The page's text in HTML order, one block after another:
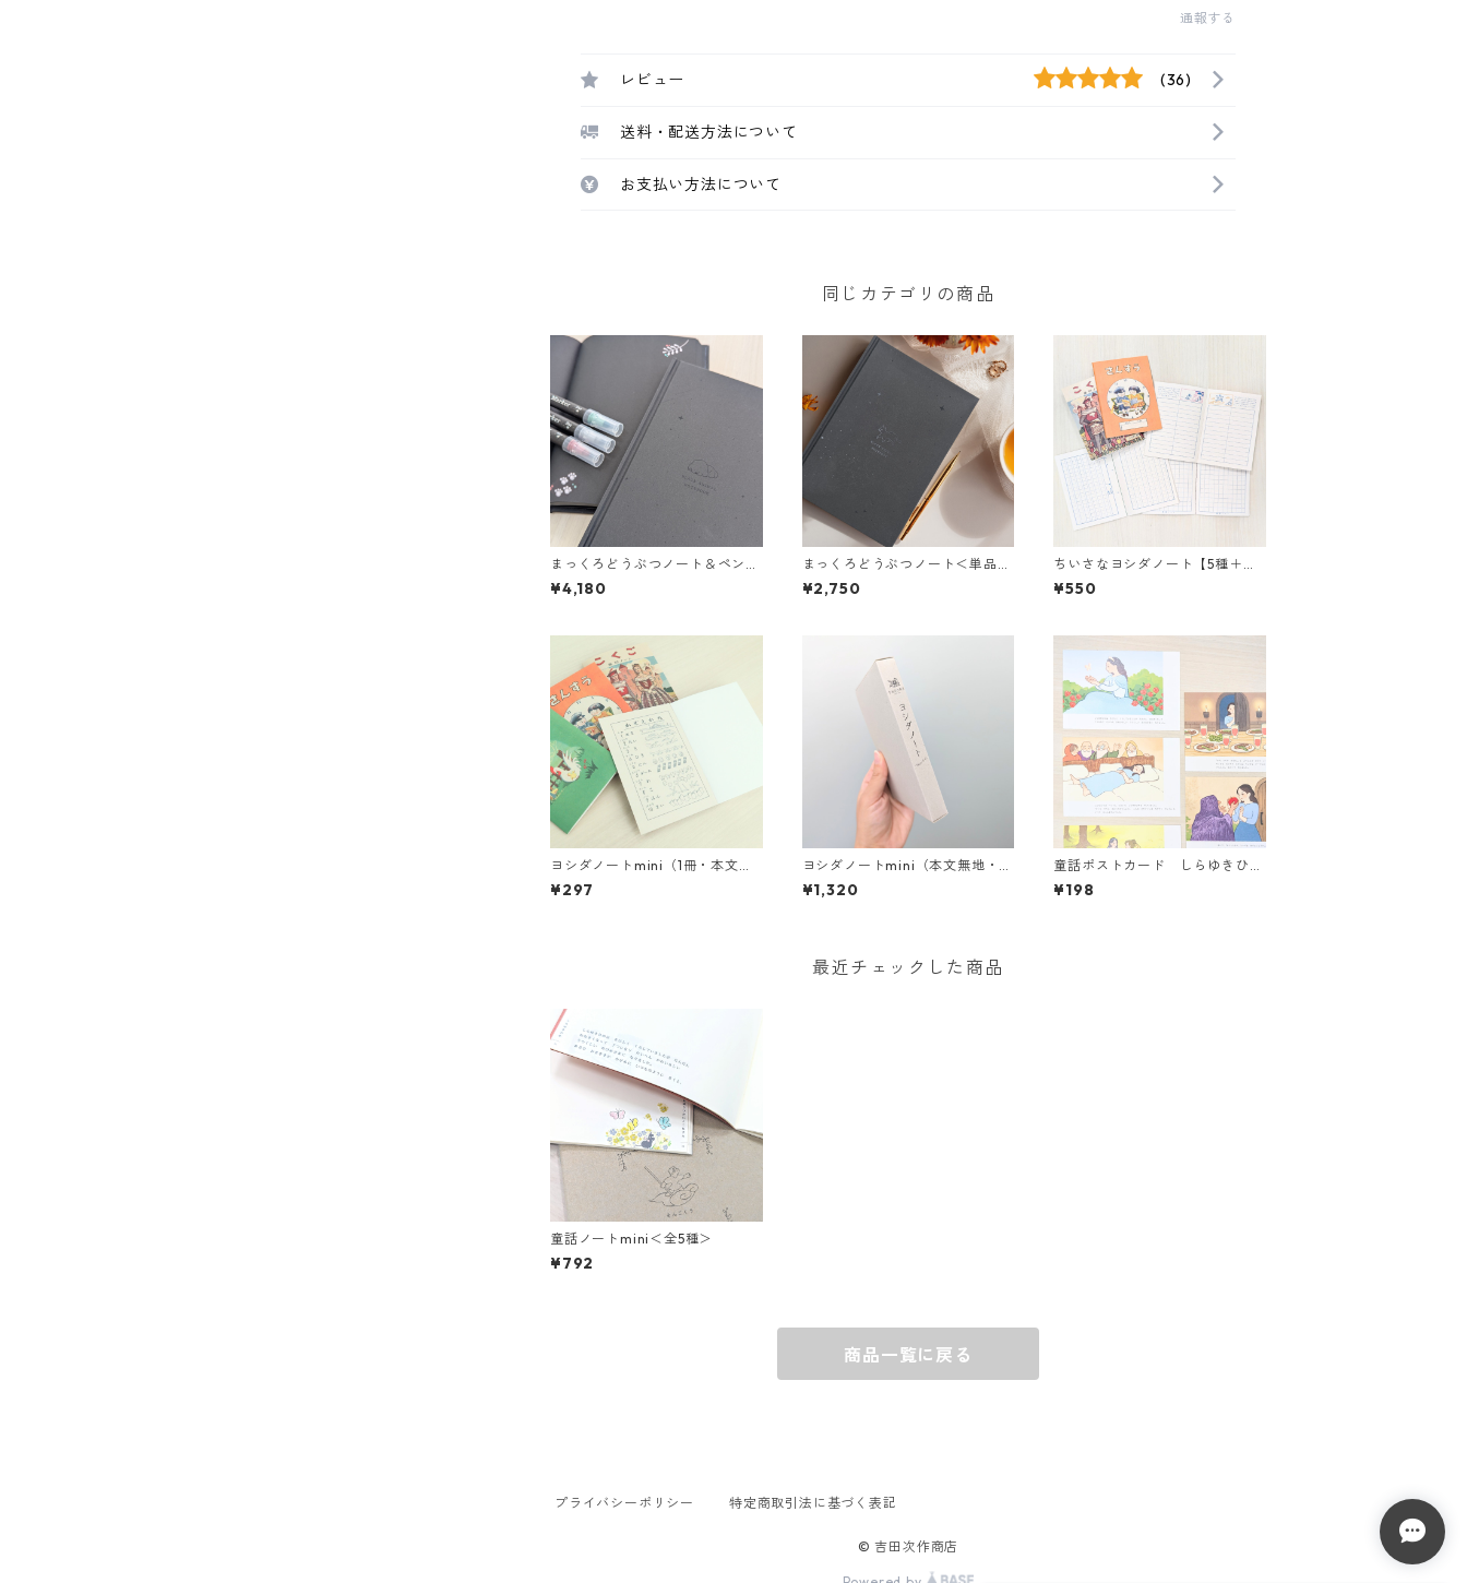
通報する
レビュー (36)
送料・配送方法について
お支払い方法について
同じカテゴリの商品
まっくろどうぶつノート＆ペンセ
ット＜全2種＞
¥4,180
まっくろどうぶつノート＜単品・
全2種＞
¥2,750
ちいさなヨシダノート【5種＋シ
ークレットランダム商品】
¥550
ヨシダノートmini（1冊・本文白
無地）＜全5種・オンラインショ
ップ限定＞
¥297
ヨシダノートmini（本文無地・5
冊セット）＜オンラインショップ
限定＞
¥1,320
童話ポストカード しらゆきひめ
＜バラ・全5種＞
¥198
最近チェックした商品
童話ノートmini＜全5種＞
¥792
商品一覧に戻る
プライバシーポリシー 特定商取引法に基づく表記
© 吉田次作商店